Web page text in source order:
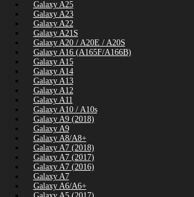
Galaxy A25
Galaxy A23
Galaxy A22
Galaxy A21S
Galaxy A20 / A20E / A20S
Galaxy A16 (A165F/A166B)
Galaxy A15
Galaxy A14
Galaxy A13
Galaxy A12
Galaxy A11
Galaxy A10 / A10s
Galaxy A9 (2018)
Galaxy A9
Galaxy A8/A8+
Galaxy A7 (2018)
Galaxy A7 (2017)
Galaxy A7 (2016)
Galaxy A7
Galaxy A6/A6+